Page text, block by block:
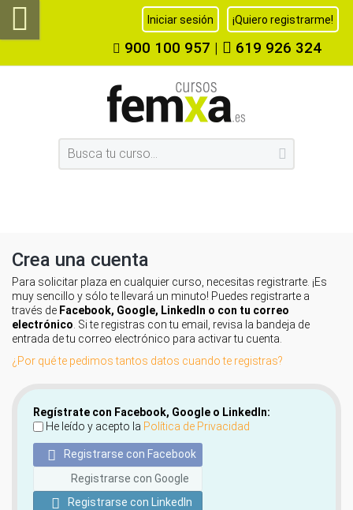
Iniciar sesión ¡Quiero registrarme!
900 100 957 | 619 926 324
Crea una cuenta
Para solicitar plaza en cualquier curso, necesitas registrarte. ¡Es
muy sencillo y sólo te llevará un minuto! Puedes registrarte a
través de Facebook, Google, LinkedIn o con tu correo
electrónico . Si te registras con tu email, revisa la bandeja de
entrada de tu correo electrónico para activar tu cuenta.
¿Por qué te pedimos tantos datos cuando te registras?
Regístrate con Facebook, Google o LinkedIn:
He leído y acepto la Política de Privacidad
Registrarse con Facebook
Registrarse con Google
Registrarse con LinkedIn